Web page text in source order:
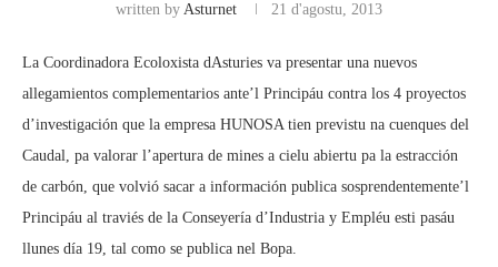
written by Asturnet 21 d'agostu, 2013
La Coordinadora Ecoloxista dAsturies va presentar una nuevos
allegamientos complementarios ante’l Principáu contra los 4 proyectos
d’investigación que la empresa HUNOSA tien previstu na cuenques del
Caudal, pa valorar l’apertura de mines a cielu abiertu pa la estracción
de carbón, que volvió sacar a información publica sosprendentemente’l
Principáu al traviés de la Conseyería d’Industria y Empléu esti pasáu
llunes día 19, tal como se publica nel Bopa.